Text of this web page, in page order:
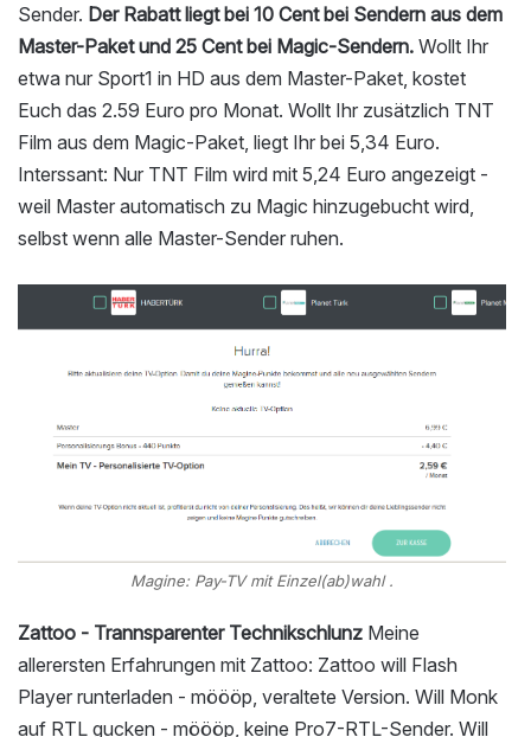
Sender. Der Rabatt liegt bei 10 Cent bei Sendern aus dem
Master-Paket und 25 Cent bei Magic-Sendern. Wollt Ihr
etwa nur Sport1 in HD aus dem Master-Paket, kostet
Euch das 2.59 Euro pro Monat. Wollt Ihr zusätzlich TNT
Film aus dem Magic-Paket, liegt Ihr bei 5,34 Euro.
Interssant: Nur TNT Film wird mit 5,24 Euro angezeigt -
weil Master automatisch zu Magic hinzugebucht wird,
selbst wenn alle Master-Sender ruhen.
Magine: Pay-TV mit Einzel(ab)wahl .
Zattoo - Trannsparenter Technikschlunz Meine
allerersten Erfahrungen mit Zattoo: Zattoo will Flash
Player runterladen - möööp, veraltete Version. Will Monk
auf RTL gucken - möööp, keine Pro7-RTL-Sender. Will